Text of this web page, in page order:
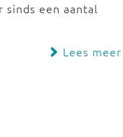
een aantal
Lees meer